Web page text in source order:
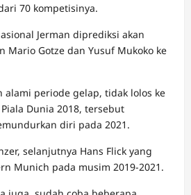
70 kompetisinya.
Jerman diprediksi akan
Mario Gotze dan Yusuf Mukoko ke
alami periode gelap, tidak lolos ke
Dunia 2018, tersebut
diri pada 2021.
selanjutnya Hans Flick yang
Munich pada musim 2019-2021.